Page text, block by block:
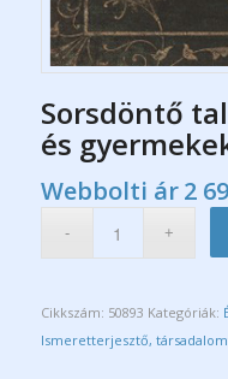
Sorsdöntő
és
Webbolti ár 2
Cikkszám: 50893 Kategóriák:
Ismeretterjesztő,